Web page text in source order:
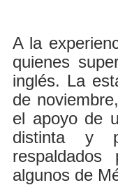
A la
quienes
inglés. La
de
el apoyo de
distinta y
algunos de